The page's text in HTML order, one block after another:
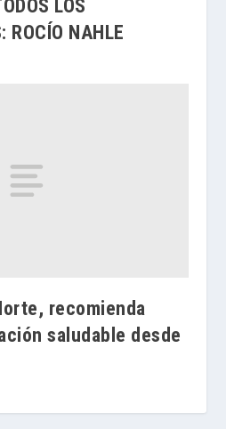
LOS
ROCÍO NAHLE
recomienda
saludable desde